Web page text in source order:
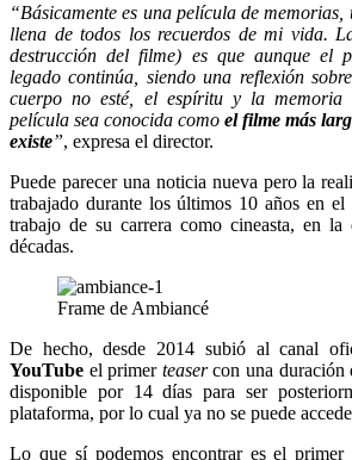
“Básicamente es una película de
llena de todos los recuerdos de mi vida.
destrucción del filme) es que aunque el
legado continúa, siendo una reflexión
cuerpo no esté, el espíritu y la memoria
película sea conocida como el filme más
existe”, expresa el director.
Puede parecer una noticia nueva pero la
trabajado durante los últimos 10 años en
trabajo de su carrera como cineasta, en
décadas.
Frame de Ambiancé
De hecho, desde 2014 subió al canal
YouTube el primer teasercon una duración
disponible por 14 días para ser
plataforma, por lo cual ya no se puede
Lo que sí podemos encontrar es el primer